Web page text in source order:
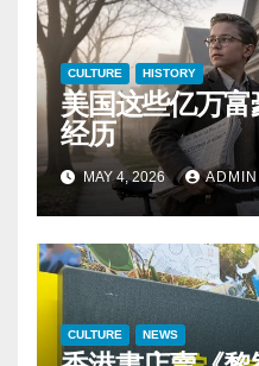
CULTURE HISTORY
美国这些亿万
经历
MAY 4, 2026 ADMIN
CULTURE NEWS